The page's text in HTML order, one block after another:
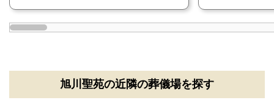
24時間受付けていますので、早朝でも深夜でもかまい
葬儀のことが何もわからなくても、お電話口でご状況
をお伺いしながら適切にアドバイスいたします。
旭川聖苑の近隣の葬儀場を探す